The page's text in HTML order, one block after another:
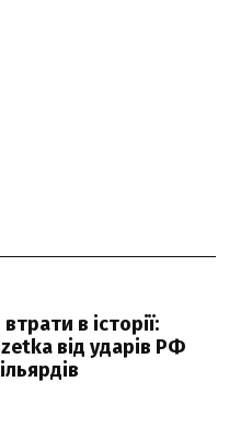
в історії:
від ударів РФ